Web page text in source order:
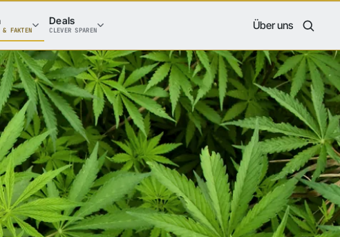
& FAKTEN
Deals
CLEVER SPAREN Über uns